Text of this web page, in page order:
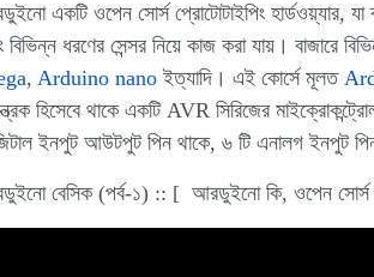
একটি ওপেন সোর্স প্রোটোটাইপিং হার্ডওয়্যার, যা
বিভিন্ন ধরণের সেন্সর নিয়ে কাজ করা যায়। বাজারে
, Arduino nano ইত্যাদি। এই কোর্সে মূলত
হিসেবে থাকে একটি AVR সিরিজের
ইনপুট আউটপুট পিন থাকে, ৬ টি এনালগ ইনপুট
বেসিক (পর্ব-১) :: [ আরডুইনো কি, ওপেন সোর্স